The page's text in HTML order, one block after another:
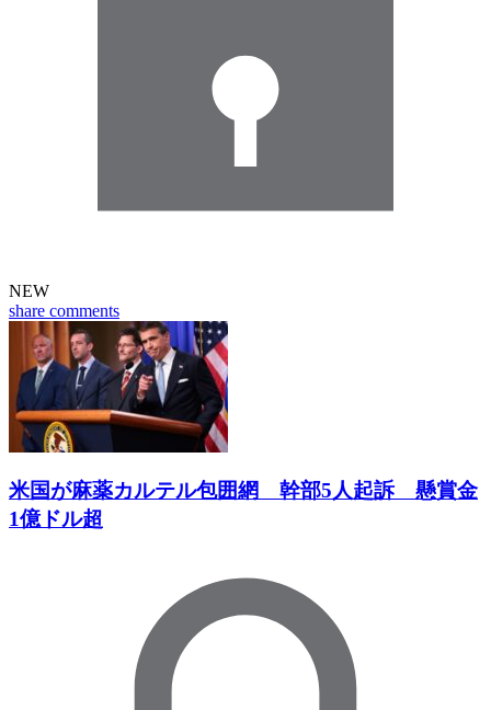
NEW
share comments
米国が麻薬カルテル包囲網 幹部5人起訴 懸賞金
1億ドル超